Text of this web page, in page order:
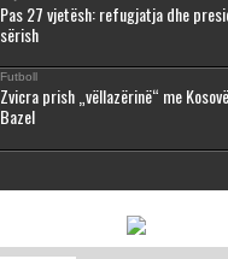
Pas 27 vjetësh: refugjatja dhe
sërish
Futboll
Zvicra prish „vëllazërinë“ me
Bazel